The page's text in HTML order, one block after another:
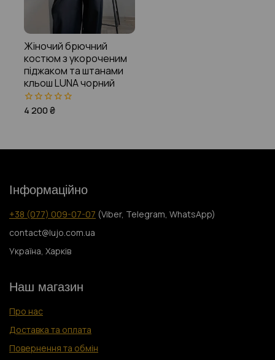
Жіночий брючний
костюм з укороченим
піджаком та штанами
кльош LUNA чорний
0
4 200₴
Інформаційно
+38 (077) 009-07-07 (Viber, Telegram, WhatsApp)
contact@lujo.com.ua
Україна, Харків
Наш магазин
Про нас
Доставка та оплата
Повернення та обмін